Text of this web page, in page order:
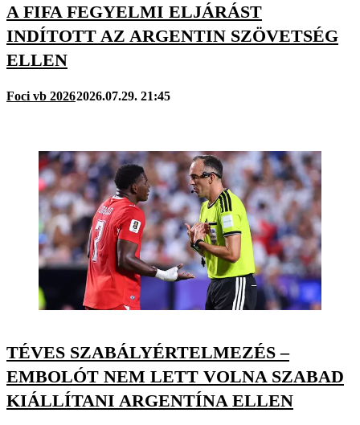
A FIFA FEGYELMI ELJÁRÁST
INDÍTOTT AZ ARGENTIN SZÖVETSÉG
ELLEN
Foci vb 20262026.07.29. 21:45
TÉVES SZABÁLYÉRTELMEZÉS –
EMBOLÓT NEM LETT VOLNA SZABAD
KIÁLLÍTANI ARGENTÍNA ELLEN